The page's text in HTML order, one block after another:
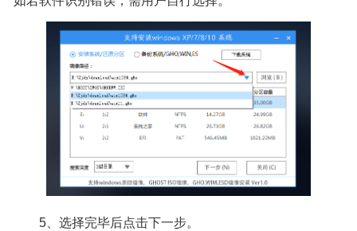
5、选择完毕后点击下一步。